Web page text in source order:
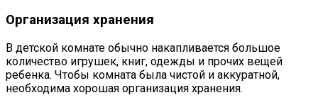
Организация хранения
В детской комнате обычно накапливается большое
количество игрушек, книг, одежды и прочих вещей
ребенка. Чтобы комната была чистой и аккуратной,
необходима хорошая организация хранения.